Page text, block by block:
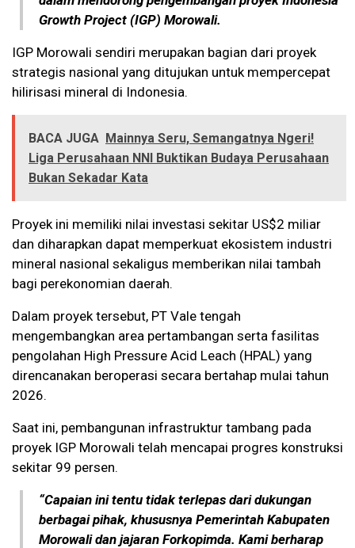
Growth Project (IGP) Morowali.
IGP Morowali sendiri merupakan bagian dari proyek
strategis nasional yang ditujukan untuk mempercepat
hilirisasi mineral di Indonesia.
BACA JUGA Mainnya Seru, Semangatnya Ngeri!
Liga Perusahaan NNI Buktikan Budaya Perusahaan
Bukan Sekadar Kata
Proyek ini memiliki nilai investasi sekitar US$2 miliar
dan diharapkan dapat memperkuat ekosistem industri
mineral nasional sekaligus memberikan nilai tambah
bagi perekonomian daerah.
Dalam proyek tersebut, PT Vale tengah
mengembangkan area pertambangan serta fasilitas
pengolahan High Pressure Acid Leach (HPAL) yang
direncanakan beroperasi secara bertahap mulai tahun
2026.
Saat ini, pembangunan infrastruktur tambang pada
proyek IGP Morowali telah mencapai progres konstruksi
sekitar 99 persen.
“Capaian ini tentu tidak terlepas dari dukungan
berbagai pihak, khususnya Pemerintah Kabupaten
Morowali dan jajaran Forkopimda. Kami berharap